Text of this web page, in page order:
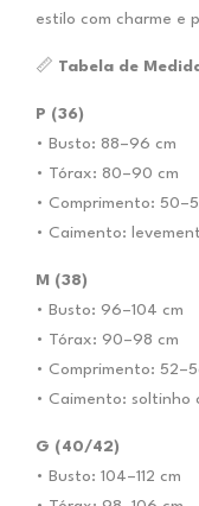
estilo com charme e
📏 Tabela de
P (36)
• Busto: 88–96 cm
• Tórax: 80–90 cm
• Comprimento:
• Caimento:
M (38)
• Busto: 96–104 cm
• Tórax: 90–98 cm
• Comprimento:
• Caimento: soltinho
G (40/42)
• Busto: 104–112 cm